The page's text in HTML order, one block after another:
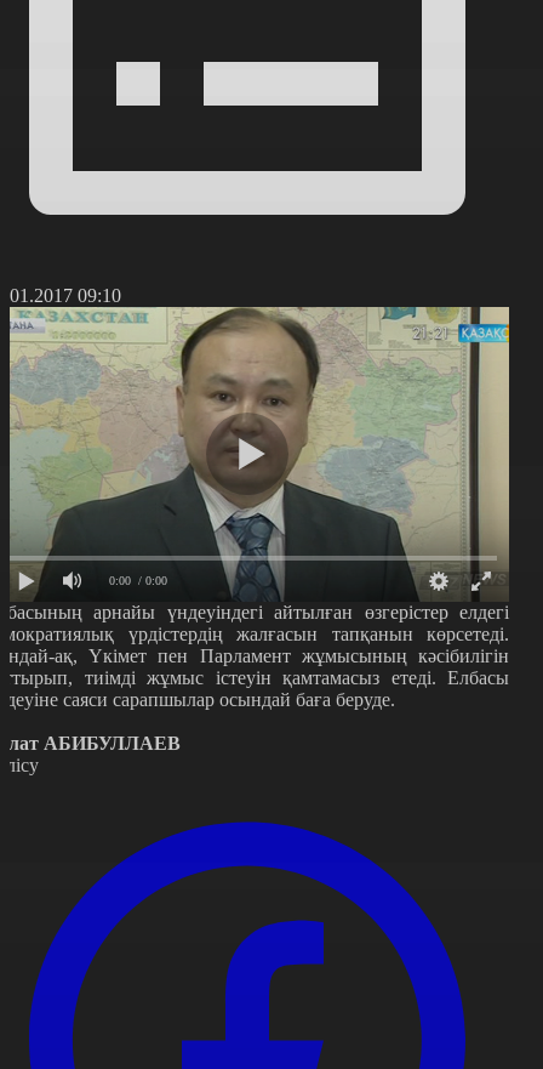
09:10
0:00 / 0:00
арнайы үндеуіндегі айтылған өзгерістер елдегі
үрдістердің жалғасын тапқанын көрсетеді.
ақ, Үкімет пен Парламент жұмысының кәсібилігін
тиімді жұмыс істеуін қамтамасыз етеді. Елбасы
саяси сарапшылар осындай баға беруде.
АБИБУЛЛАЕВ